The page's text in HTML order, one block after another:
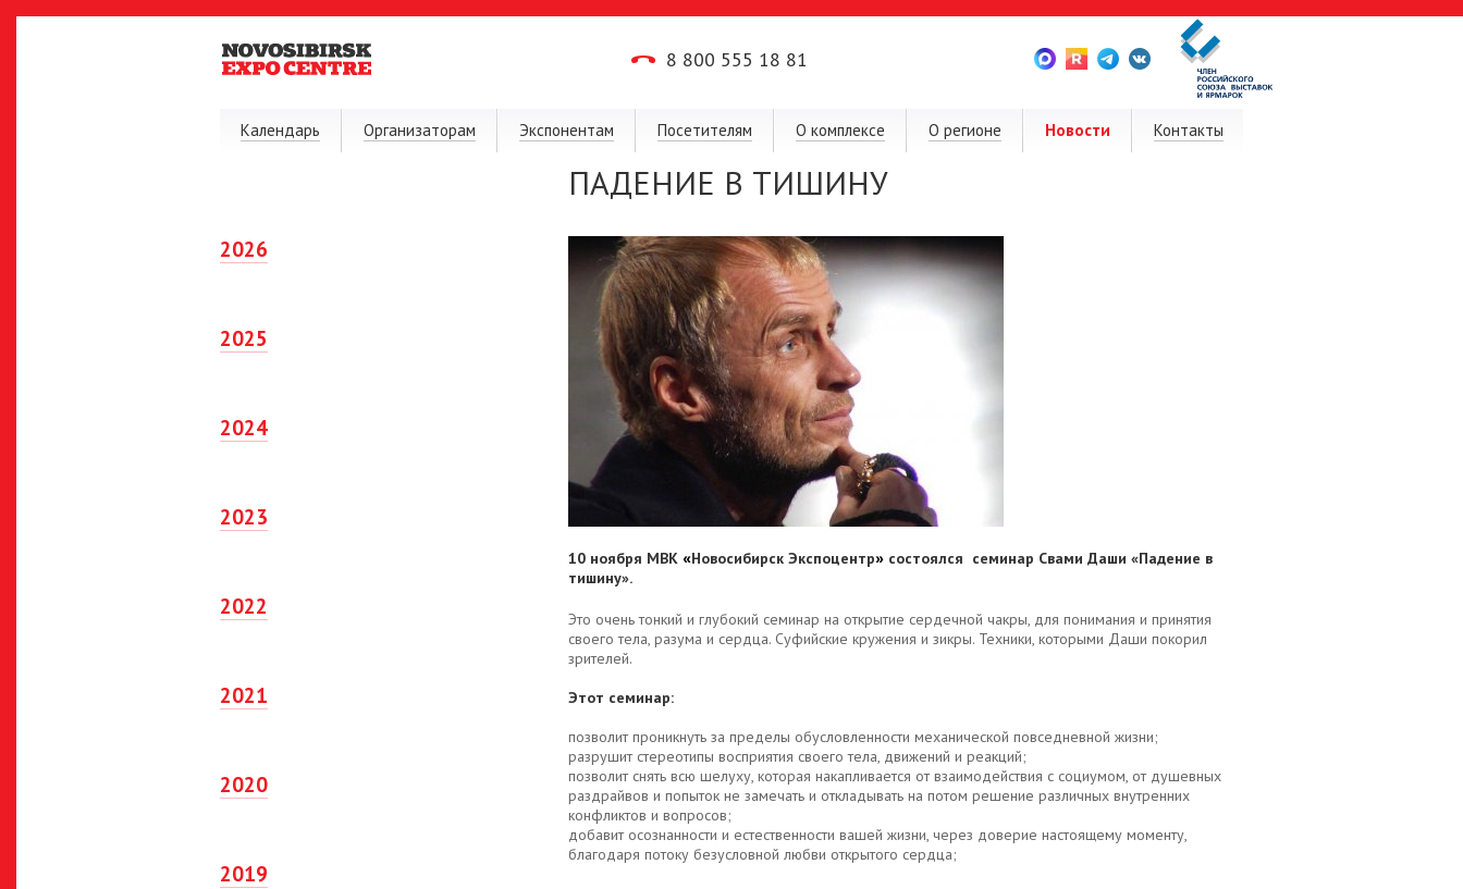
8 800 555 18 81
Календарь Организаторам Экспонентам Посетителям О комплексе О регионе Новости Контакты
ПАДЕНИЕ В ТИШИНУ
2026
2025
2024
2023
2022
2021
2020
2019
10 ноября МВК «Новосибирск Экспоцентр» состоялся семинар Свами Даши «Падение в
тишину».
Это очень тонкий и глубокий семинар на открытие сердечной чакры, для понимания и принятия
своего тела, разума и сердца. Суфийские кружения и зикры. Техники, которыми Даши покорил
зрителей.
Этот семинар:
позволит проникнуть за пределы обусловленности механической повседневной жизни;
разрушит стереотипы восприятия своего тела, движений и реакций;
позволит снять всю шелуху, которая накапливается от взаимодействия с социумом, от душевных
раздрайвов и попыток не замечать и откладывать на потом решение различных внутренних
конфликтов и вопросов;
добавит осознанности и естественности вашей жизни, через доверие настоящему моменту,
благодаря потоку безусловной любви открытого сердца;